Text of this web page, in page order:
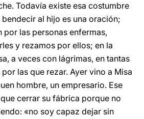
Todavía existe esa costumbre
al hijo es una oración;
por las personas enfermas,
y rezamos por ellos; en la
a veces con lágrimas, en tantas
las que rezar. Ayer vino a Misa
hombre, un empresario. Ese
cerrar su fábrica porque no
«no soy capaz dejar sin